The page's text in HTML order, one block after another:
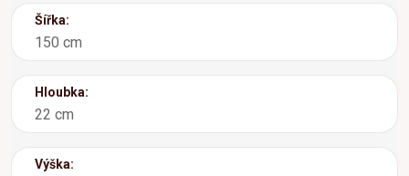
Šířka:
150 cm
Hloubka:
22 cm
Výška: